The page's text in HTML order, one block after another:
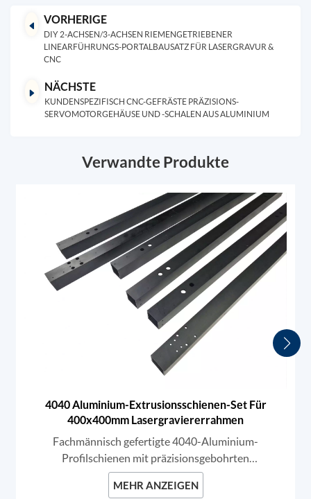
VORHERIGE
DIY 2-ACHSEN/3-ACHSEN RIEMENGETRIEBENER
LINEARFÜHRUNGS-PORTALBAUSATZ FÜR LASERGRAVUR &
CNC
NÄCHSTE
KUNDENSPEZIFISCH CNC-GEFRÄSTE PRÄZISIONS-
SERVOMOTORGEHÄUSE UND -SCHALEN AUS ALUMINIUM
Verwandte Produkte
4040 Aluminium-Extrusionsschienen-Set Für
400x400mm Lasergraviererrahmen
Fachmännisch gefertigte 4040-Aluminium-
Profilschienen mit präzisionsgebohrten
Befestigungslöchern und hochwertiger, schwarz
eloxierter Oberfläche. Wir bieten robuste
MEHR ANZEIGEN